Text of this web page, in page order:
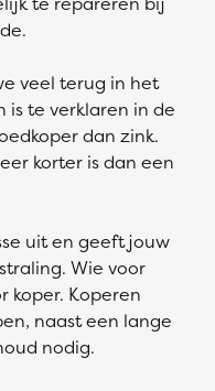
veel terug in het
is te verklaren in de
dan zink.
korter is dan een
uit en geeft jouw
Wie voor
koper. Koperen
naast een lange
nodig.